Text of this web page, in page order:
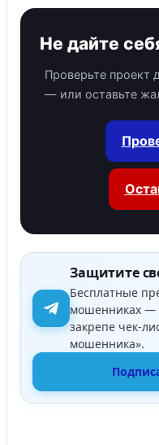
Не дайте
Проверьте проект
— или оставьте
Защитите
Бесплатные
мошенниках —
закрепе чек-
мошенника».